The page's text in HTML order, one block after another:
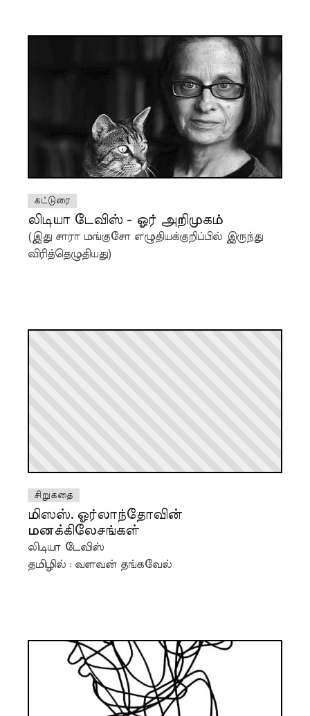
கட்டுரை
லிடியா டேவிஸ் - ஓர் அறிமுகம்
(இது சாரா மங்குசோ எழுதியக்குறிப்பில் இருந்து
விரித்தெழுதியது)
சிறுகதை
மிஸஸ். ஓர்லாந்தோவின்
மனக்கிலேசங்கள்
லிடியா டேவிஸ்
தமிழில் : வளவன் தங்கவேல்